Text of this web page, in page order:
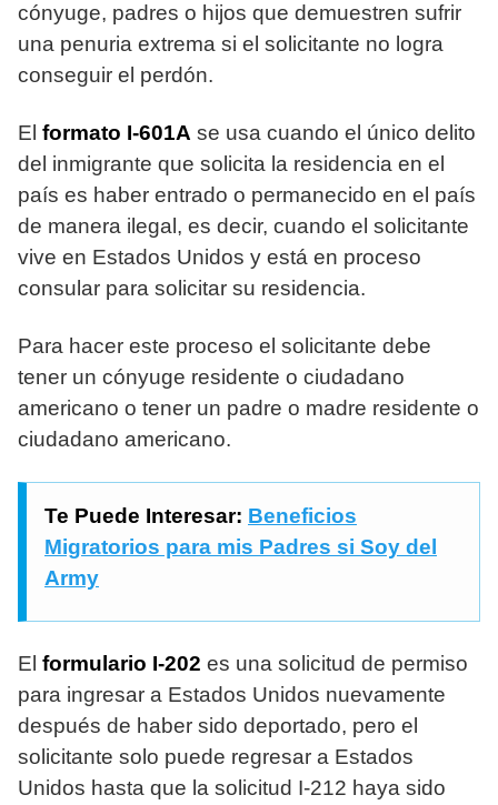
cónyuge, padres o hijos que demuestren sufrir
una penuria extrema si el solicitante no logra
conseguir el perdón.
El formato I-601A se usa cuando el único delito
del inmigrante que solicita la residencia en el
país es haber entrado o permanecido en el país
de manera ilegal, es decir, cuando el solicitante
vive en Estados Unidos y está en proceso
consular para solicitar su residencia.
Para hacer este proceso el solicitante debe
tener un cónyuge residente o ciudadano
americano o tener un padre o madre residente o
ciudadano americano.
Te Puede Interesar: Beneficios
Migratorios para mis Padres si Soy del
Army
El formulario I-202 es una solicitud de permiso
para ingresar a Estados Unidos nuevamente
después de haber sido deportado, pero el
solicitante solo puede regresar a Estados
Unidos hasta que la solicitud I-212 haya sido